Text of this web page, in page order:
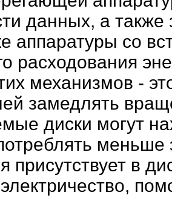
данных, а
аппаратуры со
расходования
механизмов -
замедлять
диски могут
присутствует в
электричество,